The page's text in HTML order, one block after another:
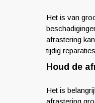
Het is van
afrastering
tijdig
Houd de
Het is
afrastering